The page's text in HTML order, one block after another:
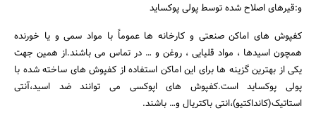
و:قیرهای اصلاح شده توسط پولی پوکساید
کفپوش های اماکن صنعتی و کارخانه ها عموماً با مواد سمی و یا خورنده
همچون اسیدها ، مواد قلیایی ، روغن و … در تماس می باشند.از همین جهت
یکی از بهترین گزینه ها برای این اماکن استفاده از کفپوش های ساخته شده با
پولی پوکساید است.کفپوش های اپوکسی می توانند ضد اسید،آنتی
استاتیک(کانداکتیو)،انتی باکتریال و… باشند.